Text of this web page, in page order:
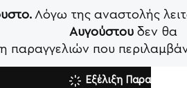
Λόγω της αναστολής
Αυγούστου δεν θα
παραγγελιών που
Εξέλιξη Παραγγελίας